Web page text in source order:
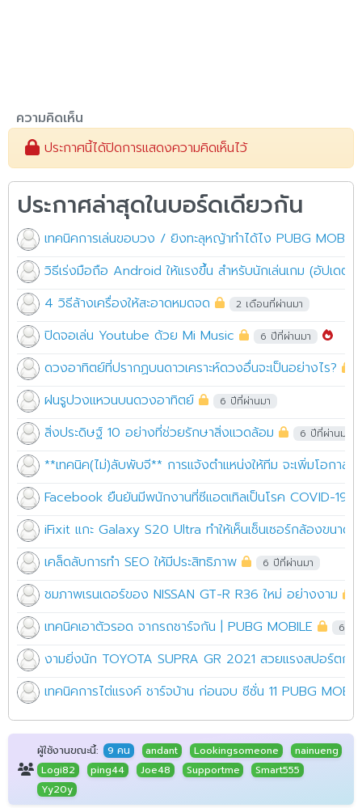
ความคิดเห็น
ประกาศนี้ได้ปิดการแสดงความคิดเห็นไว้
ประกาศล่าสุดในบอร์ดเดียวกัน
เทคนิคการเล่นขอบวง / ยิงทะลุหญ้าทำได้ไง PUBG MOBILE
วิธีเร่งมือถือ Android ให้แรงขึ้น สำหรับนักเล่นเกม (อัปเดต
4 วิธีล้างเครื่องให้สะอาดหมดจด
2 เดือนที่ผ่านมา
ปิดจอเล่น Youtube ด้วย Mi Music 6 ปีที่ผ่านมา
ดวงอาทิตย์ที่ปรากฏบนดาวเคราะห์ดวงอื่นจะเป็นอย่างไร?
ฝนรูปวงแหวนบนดวงอาทิตย์
6 ปีที่ผ่านมา
สิ่งประดิษฐ์ 10 อย่างที่ช่วยรักษาสิ่งแวดล้อม 6 ปีที่ผ่านมา
**เทคนิค(ไม่)ลับพับจี** การแจ้งตำแหน่งให้ทีม จะเพิ่มโอกาส
Facebook ยืนยันมีพนักงานที่ซีแอตเทิลเป็นโรค COVID-19
iFixit แกะ Galaxy S20 Ultra ทำให้เห็นเซ็นเซอร์กล้องขนาด
เคล็ดลับการทำ SEO ให้มีประสิทธิภาพ
6 ปีที่ผ่านมา
ชมภาพเรนเดอร์ของ NISSAN GT-R R36 ใหม่ อย่างงาม
เทคนิคเอาตัวรอด จากรถชาร์จกัน | PUBG MOBILE
6 ปี
งามยิ่งนัก TOYOTA SUPRA GR 2021 สวยแรงสปอร์ตกระ
เทคนิคการไต่แรงค์ ชาร์จบ้าน ก่อนจบ ซีซั่น 11 PUBG
ผู้ใช้งานขณะนี้: 9 คน andant Lookingsomeone
nainueng
Logi82
ping44 Joe48 Supportme
Smart555
Yy20y